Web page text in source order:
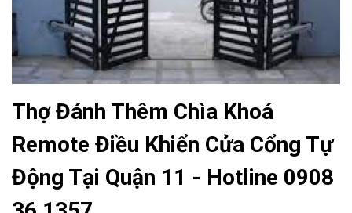
Thợ Đánh Thêm Chìa Khoá
Remote Điều Khiển Cửa Cổng Tự
Động Tại Quận 11 - Hotline 0908